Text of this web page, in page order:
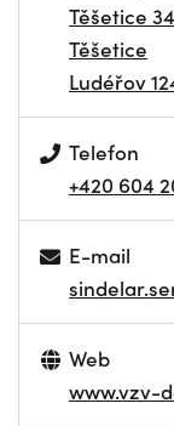
Těšetice
Těšetice
Ludéřov
Telefon
+420 604
E-mail
Web
www.vzv-